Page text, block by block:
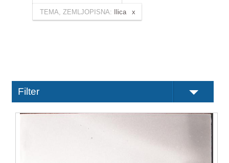
TEMA, ZEMLJOPISNA: Ilica
Filter